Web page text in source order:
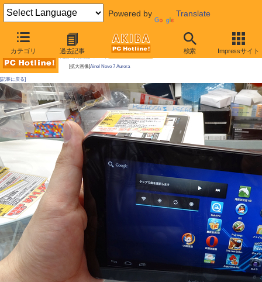
Powered by Translate
カテゴリ 過去記事 検索 Impressサイト
AKIBA PC Hotline!
[拡大画像]Ainol Novo 7 Aurora
[記事に戻る]